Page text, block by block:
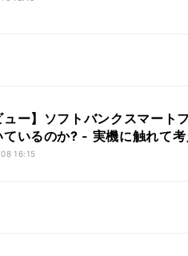
ュー】ソフトバンクスマー
ているのか? - 実機に触れて考
16:15